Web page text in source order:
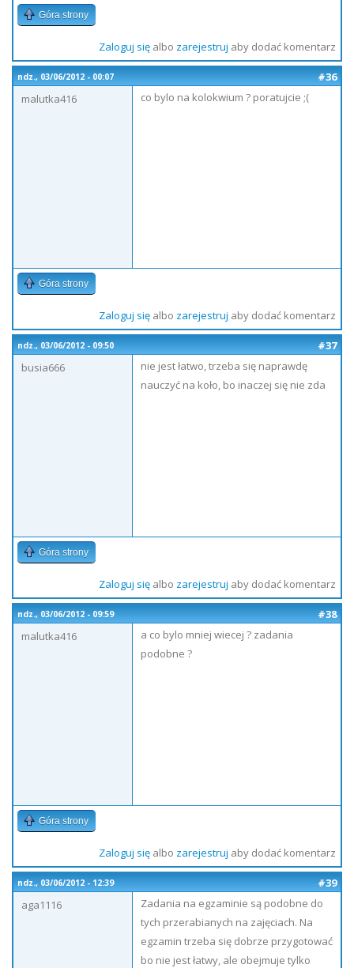
Góra strony
Zaloguj sięalbo zarejestruj aby dodać komentarz
ndz., 03/06/2012 - 00:07
#36
malutka416
co bylo na kolokwium ? poratujcie ;(
Góra strony
Zaloguj sięalbo zarejestruj aby dodać komentarz
ndz., 03/06/2012 - 09:50
#37
busia666
nie jest łatwo, trzeba się naprawdę
nauczyć na koło, bo inaczej się nie zda
Góra strony
Zaloguj sięalbo zarejestruj aby dodać komentarz
ndz., 03/06/2012 - 09:59
#38
malutka416
a co bylo mniej wiecej ? zadania
podobne ?
Góra strony
Zaloguj sięalbo zarejestruj aby dodać komentarz
ndz., 03/06/2012 - 12:39
#39
aga1116
Zadania na egzaminie są podobne do
tych przerabianych na zajęciach. Na
egzamin trzeba się dobrze przygotować
bo nie jest łatwy, ale obejmuje tylko